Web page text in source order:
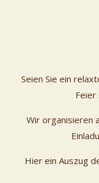
Seien Sie ein
Feier
Wir organisieren
Hier ein Auszug